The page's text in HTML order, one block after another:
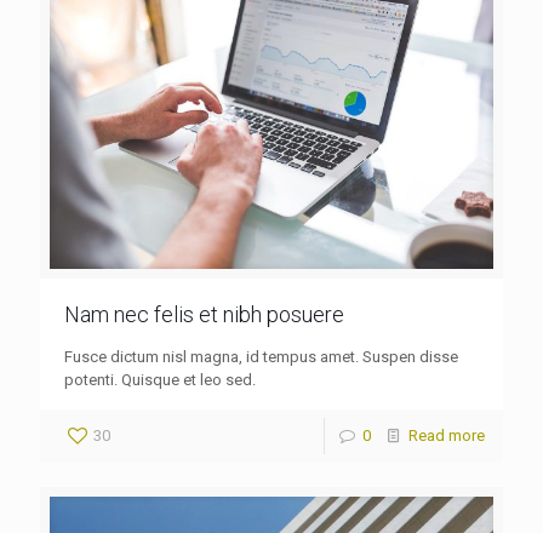
Nam nec felis et nibh posuere
Fusce dictum nisl magna, id tempus amet. Suspen disse
potenti. Quisque et leo sed.
30 0 Read more